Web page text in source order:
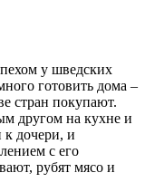
у шведских
готовить дома –
стран покупают.
другом на кухне и
к дочери, и
с его
рубят мясо и